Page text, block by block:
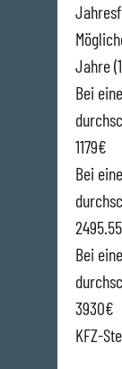
Jahre
Bei
1179€
Bei
Bei
3930€
KFZ-